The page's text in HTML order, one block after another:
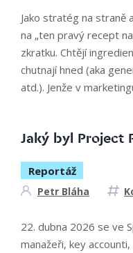
Jako stratég na straně
na „ten pravý recept
zkratku. Chtějí
chutnají hned (aka
atd.). Jenže v
Jaký byl Project
Reportáž
Petr Bláha
22. dubna 2026 se ve
manažeři, key